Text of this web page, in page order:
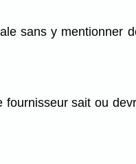
sans y mentionner
sait ou